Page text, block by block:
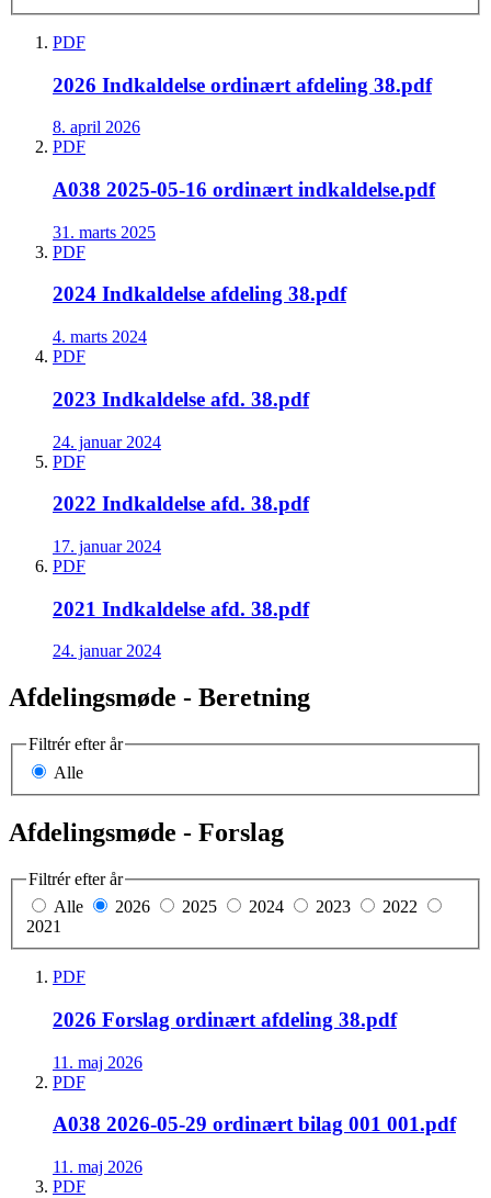
PDF
2026 Indkaldelse ordinært afdeling 38.pdf
8. april 2026
PDF
A038 2025-05-16 ordinært indkaldelse.pdf
31. marts 2025
PDF
2024 Indkaldelse afdeling 38.pdf
4. marts 2024
PDF
2023 Indkaldelse afd. 38.pdf
24. januar 2024
PDF
2022 Indkaldelse afd. 38.pdf
17. januar 2024
PDF
2021 Indkaldelse afd. 38.pdf
24. januar 2024
Afdelingsmøde - Beretning
Filtrér efter år
Alle
Afdelingsmøde - Forslag
Filtrér efter år
Alle
2026 2025 2024 2023
2022
2021
PDF
2026 Forslag ordinært afdeling 38.pdf
11. maj 2026
PDF
A038 2026-05-29 ordinært bilag 001 001.pdf
11. maj 2026
PDF